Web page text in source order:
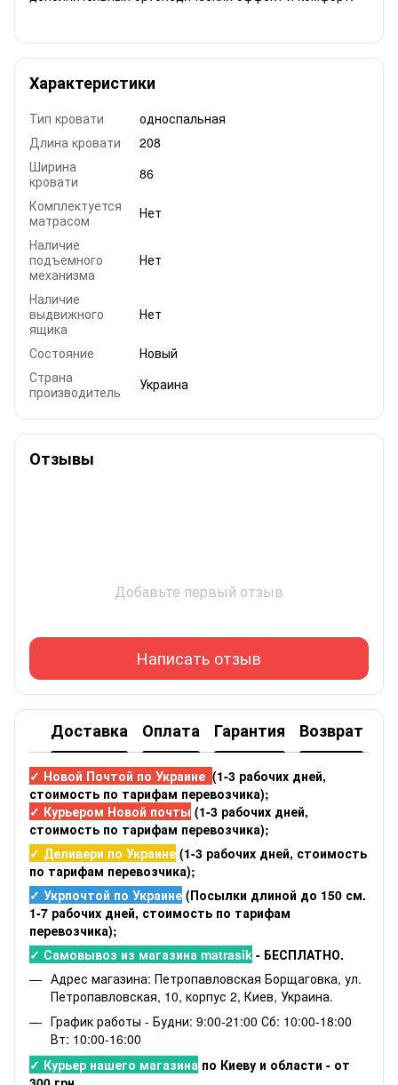
Характеристики
Тип кровати
односпальная
Длина кровати
208
Ширина
кровати
86
Комплектуется
матрасом
Нет
Наличие
подъемного
механизма
Нет
Наличие
выдвижного
ящика
Нет
Состояние
Новый
Страна
производитель
Украина
Отзывы
Добавьте первый отзыв
Написать отзыв
Доставка Оплата Гарантия Возврат
✓ Новой Почтой по Украине (1-3 рабочих дней,
стоимость по тарифам перевозчика);
✓ Курьером Новой почты (1-3 рабочих дней,
стоимость по тарифам перевозчика);
✓ Деливери по Украине (1-3 рабочих дней, стоимость
по тарифам перевозчика);
✓ Укрпочтой по Украине (Посылки длиной до 150 см.
1-7 рабочих дней, стоимость по тарифам
перевозчика);
✓ Самовывоз из магазина matrasik - БЕСПЛАТНО.
Адрес магазина: Петропавловская Борщаговка, ул.
Петропавловская, 10, корпус 2, Киев, Украина.
График работы - Будни: 9:00-21:00 Сб: 10:00-18:00
Вт: 10:00-16:00
✓ Курьер нашего магазина по Киеву и области - от